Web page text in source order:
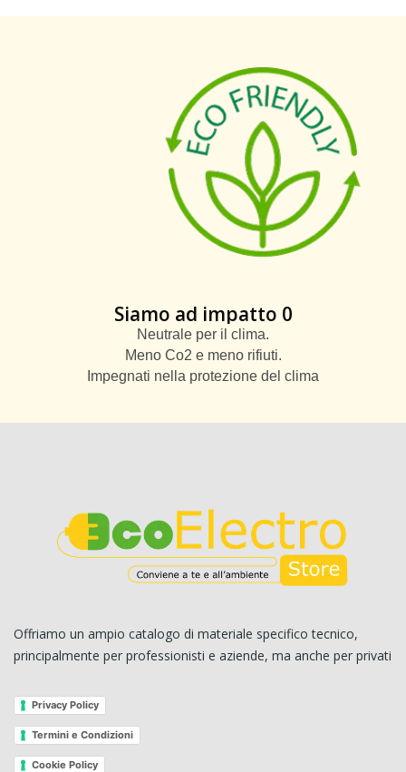
Siamo ad impatto 0
Neutrale per il clima.
Meno Co2 e meno rifiuti.
Impegnati nella protezione del clima
Offriamo un ampio catalogo di materiale specifico tecnico,
principalmente per professionisti e aziende, ma anche per privati
Privacy Policy
Termini e Condizioni
Cookie Policy